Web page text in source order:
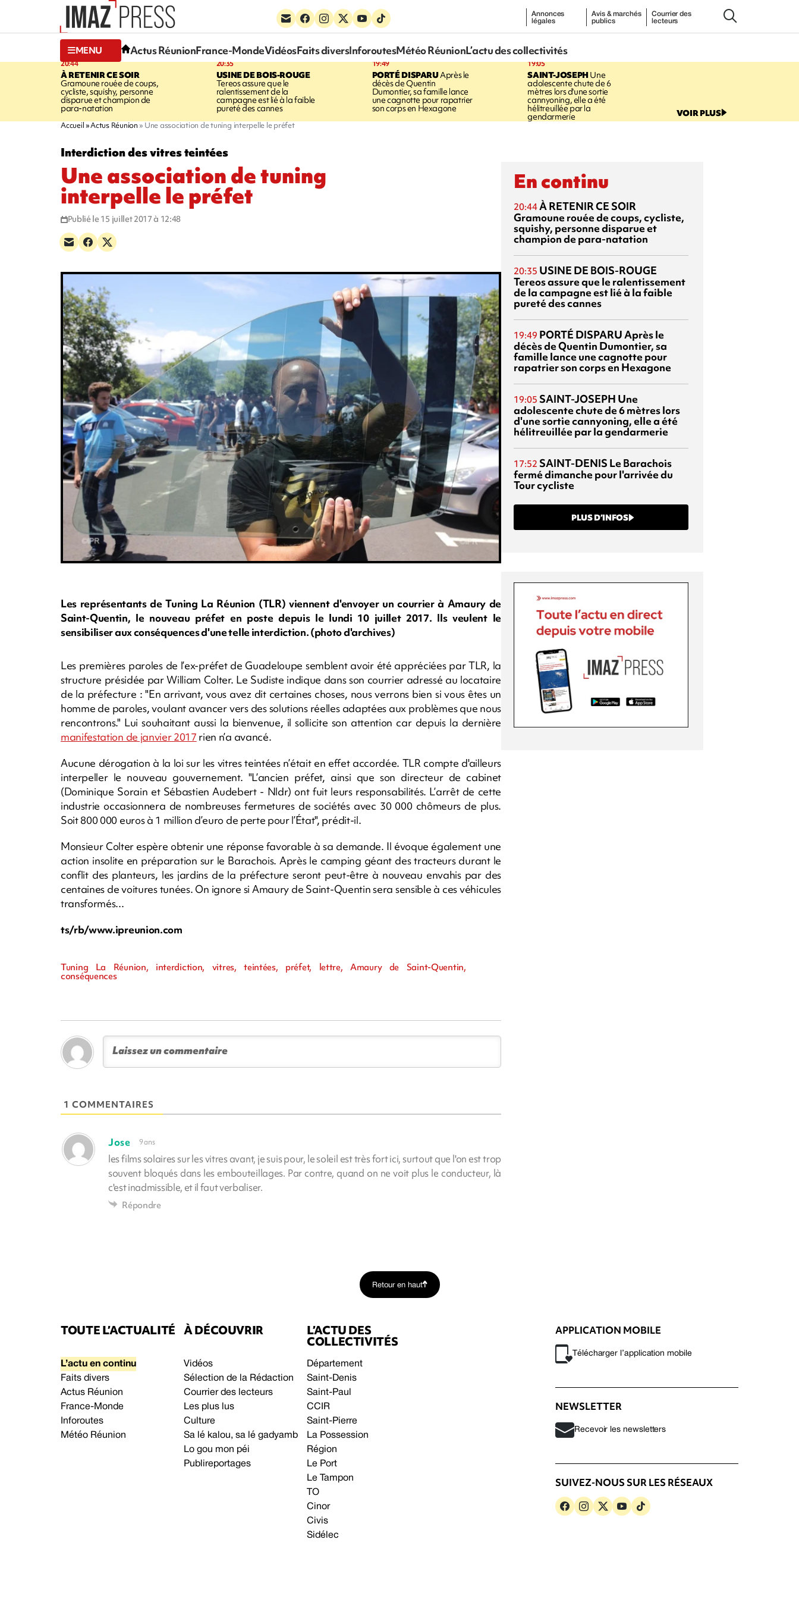
Annonces
légales
Avis & marchés
publics
Courrier des
lecteurs
MENU Actus RéunionFrance-MondeVidéosFaits diversInforoutesMétéo RéunionL’actu des collectivités
20:44
À RETENIR CE SOIR
Gramoune rouée de coups,
cycliste, squishy, personne
disparue et champion de
para-natation
20:35
USINE DE BOIS-ROUGE
Tereos assure que le
ralentissement de la
campagne est lié à la faible
pureté des cannes
19:49
PORTÉ DISPARUAprès le
décès de Quentin
Dumontier, sa famille lance
une cagnotte pour rapatrier
son corps en Hexagone
19:05
SAINT-JOSEPHUne
adolescente chute de 6
mètres lors d'une sortie
cannyoning, elle a été
hélitreuillée par la
gendarmerie VOIR PLUS
Accueil Actus Réunion Une association de tuning interpelle le préfet
Interdiction des vitres teintées
Une association de tuning
interpelle le préfet
Publié le 15 juillet 2017 à 12:48
Les représentants de Tuning La Réunion (TLR) viennent d'envoyer un courrier à Amaury de
Saint-Quentin, le nouveau préfet en poste depuis le lundi 10 juillet 2017. Ils veulent le
sensibiliser aux conséquences d'une telle interdiction. (photo d'archives)
Les premières paroles de l’ex-préfet de Guadeloupe semblent avoir été appréciées par TLR, la
structure présidée par William Colter. Le Sudiste indique dans son courrier adressé au locataire
de la préfecture : "En arrivant, vous avez dit certaines choses, nous verrons bien si vous êtes un
homme de paroles, voulant avancer vers des solutions réelles adaptées aux problèmes que nous
rencontrons." Lui souhaitant aussi la bienvenue, il sollicite son attention car depuis la dernière
manifestation de janvier 2017 rien n’a avancé.
Aucune dérogation à la loi sur les vitres teintées n’était en effet accordée. TLR compte d'ailleurs
interpeller le nouveau gouvernement. "L’ancien préfet, ainsi que son directeur de cabinet
(Dominique Sorain et Sébastien Audebert - Nldr) ont fuit leurs responsabilités. L’arrêt de cette
industrie occasionnera de nombreuses fermetures de sociétés avec 30 000 chômeurs de plus.
Soit 800 000 euros à 1 million d’euro de perte pour l’État", prédit-il.
Monsieur Colter espère obtenir une réponse favorable à sa demande. Il évoque également une
action insolite en préparation sur le Barachois. Après le camping géant des tracteurs durant le
conflit des planteurs, les jardins de la préfecture seront peut-être à nouveau envahis par des
centaines de voitures tunées. On ignore si Amaury de Saint-Quentin sera sensible à ces véhicules
transformés...
ts/rb/www.ipreunion.com
Tuning La Réunion, interdiction, vitres, teintées, préfet, lettre, Amaury de Saint-Quentin,
conséquences
1 COMMENTAIRES
Jose 9 ans
les films solaires sur les vitres avant, je suis pour, le soleil est très fort ici, surtout que l'on est trop
souvent bloqués dans les embouteillages. Par contre, quand on ne voit plus le conducteur, là
c'est inadmissible, et il faut verbaliser.
Répondre
En continu
20:44À RETENIR CE SOIR
Gramoune rouée de coups, cycliste,
squishy, personne disparue et
champion de para-natation
20:35 USINE DE BOIS-ROUGE
Tereos assure que le ralentissement
de la campagne est lié à la faible
pureté des cannes
19:49 PORTÉ DISPARUAprès le
décès de Quentin Dumontier, sa
famille lance une cagnotte pour
rapatrier son corps en Hexagone
19:05 SAINT-JOSEPH Une
adolescente chute de 6 mètres lors
d'une sortie cannyoning, elle a été
hélitreuillée par la gendarmerie
17:52 SAINT-DENIS Le Barachois
fermé dimanche pour l'arrivée du
Tour cycliste
PLUS D’INFOS
Retour en haut
TOUTE L’ACTUALITÉ
L’actu en continu
Faits divers
Actus Réunion
France-Monde
Inforoutes
Météo Réunion
À DÉCOUVRIR
Vidéos
Sélection de la Rédaction
Courrier des lecteurs
Les plus lus
Culture
Sa lé kalou, sa lé gadyamb
Lo gou mon péi
Publireportages
L’ACTU DES
COLLECTIVITÉS
Département
Saint-Denis
Saint-Paul
CCIR
Saint-Pierre
La Possession
Région
Le Port
Le Tampon
TO
Cinor
Civis
Sidélec
APPLICATION MOBILE
Télécharger l’application mobile
NEWSLETTER
Recevoir les newsletters
SUIVEZ-NOUS SUR LES RÉSEAUX